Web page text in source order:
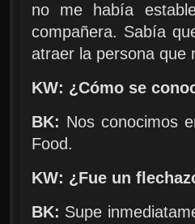
no me había
compañera. Sabía
atraer la persona que
KW: ¿Cómo se
BK: Nos conocimos
Food.
KW: ¿Fue un
BK: Supe